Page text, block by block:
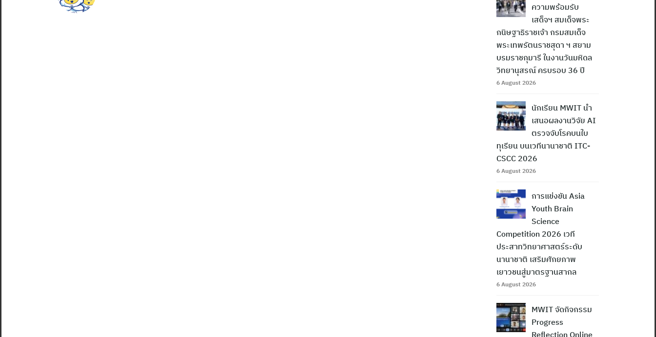
ความพร้อมรับ
เสด็จฯ สมเด็จพระ
กนิษฐาธิราชเจ้า กรมสมเด็จ
พระเทพรัตนราชสุดา ฯ สยาม
บรมราชกุมารี ในงานวันมหิดล
วิทยานุสรณ์ ครบรอบ 36 ปี
6 August 2026
นักเรียน MWIT นำ
เสนอผลงานวิจัย AI
ตรวจจับโรคบนใบ
ทุเรียน บนเวทีนานาชาติ ITC-
CSCC 2026
6 August 2026
การแข่งขัน Asia
Youth Brain
Science
Competition 2026 เวที
ประสาทวิทยาศาสตร์ระดับ
นานาชาติ เสริมศักยภาพ
เยาวชนสู่มาตรฐานสากล
6 August 2026
MWIT จัดกิจกรรม
Progress
Reflection Online